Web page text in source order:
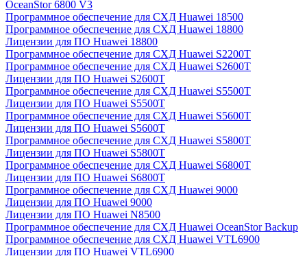
OceanStor 6800 V3
Программное обеспечение для СХД Huawei 18500
Программное обеспечение для СХД Huawei 18800
Лицензии для ПО Huawei 18800
Программное обеспечение для СХД Huawei S2200T
Программное обеспечение для СХД Huawei S2600T
Лицензии для ПО Huawei S2600T
Программное обеспечение для СХД Huawei S5500T
Лицензии для ПО Huawei S5500T
Программное обеспечение для СХД Huawei S5600T
Лицензии для ПО Huawei S5600T
Программное обеспечение для СХД Huawei S5800T
Лицензии для ПО Huawei S5800T
Программное обеспечение для СХД Huawei S6800T
Лицензии для ПО Huawei S6800T
Программное обеспечение для СХД Huawei 9000
Лицензии для ПО Huawei 9000
Лицензии для ПО Huawei N8500
Программное обеспечение для СХД Huawei OceanStor Backup
Программное обеспечение для СХД Huawei VTL6900
Лицензии для ПО Huawei VTL6900